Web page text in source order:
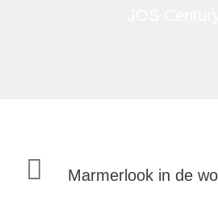
Marmerlook in de